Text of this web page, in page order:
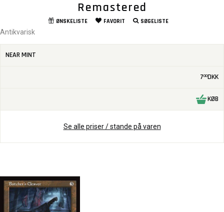
Remastered
ØNSKELISTE FAVORIT SØGELISTE
Antikvarisk
NEAR MINT
700DKK
KØB
Se alle priser / stande på varen